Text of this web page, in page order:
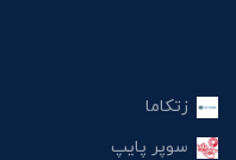
زتکاما
سوپر پایپ